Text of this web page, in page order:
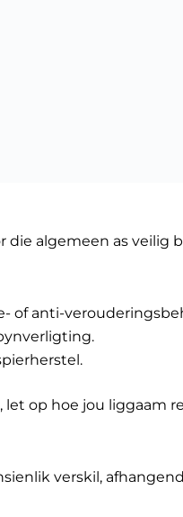
algemeen as veilig
of anti-
op hoe jou liggaam
verskil,